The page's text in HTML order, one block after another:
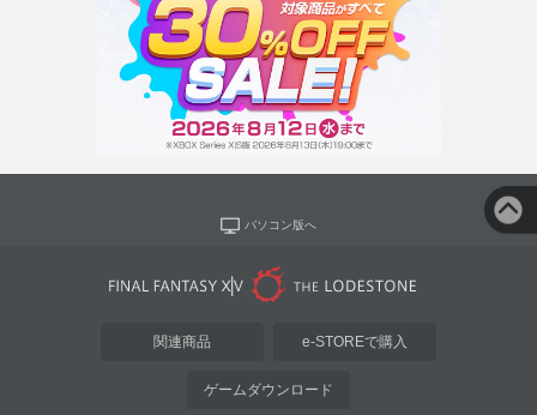
パソコン版へ
関連商品 e-STOREで購入
ゲームダウンロード